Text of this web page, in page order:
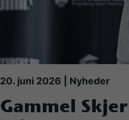
20. juni 2026 | Nyheder
Gammel